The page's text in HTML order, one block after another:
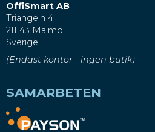
OffiSmart AB
Triangeln 4
211 43 Malmö
Sverige
(Endast kontor - ingen butik)
SAMARBETEN